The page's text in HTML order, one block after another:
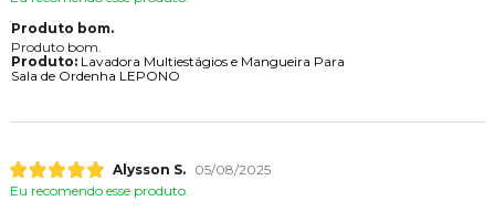
Produto bom.
Produto bom.
Produto:Lavadora Multiestágios e Mangueira Para
Sala de Ordenha LEPONO
Alysson S.
05/08/2025
Eu recomendo esse produto.